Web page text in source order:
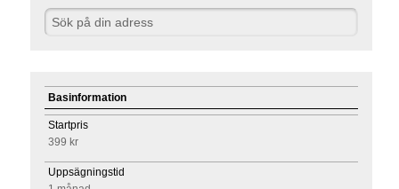
Basinformation
Startpris
399 kr
Uppsägningstid